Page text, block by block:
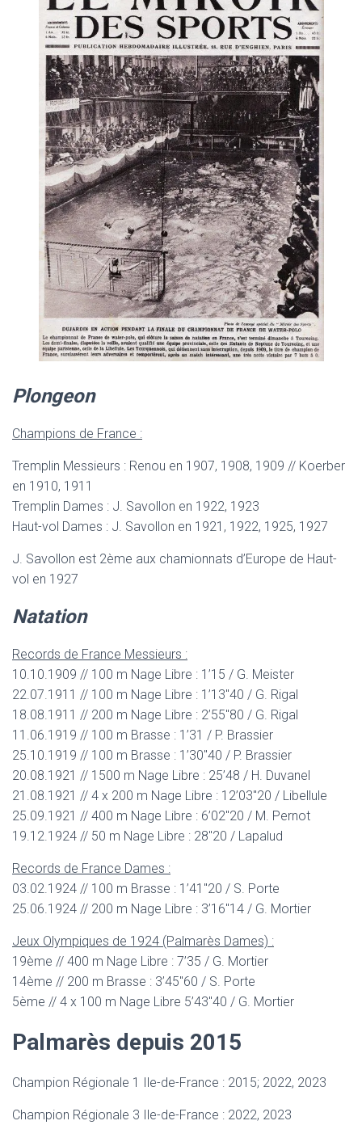
Plongeon
Champions de France :
Tremplin Messieurs : Renou en 1907, 1908, 1909 // Koerber
en 1910, 1911
Tremplin Dames : J. Savollon en 1922, 1923
Haut-vol Dames : J. Savollon en 1921, 1922, 1925, 1927
J. Savollon est 2ème aux chamionnats d’Europe de Haut-
vol en 1927
Natation
Records de France Messieurs :
10.10.1909 // 100 m Nage Libre : 1’15 / G. Meister
22.07.1911 // 100 m Nage Libre : 1’13″40 / G. Rigal
18.08.1911 // 200 m Nage Libre : 2’55″80 / G. Rigal
11.06.1919 // 100 m Brasse : 1’31 / P. Brassier
25.10.1919 // 100 m Brasse : 1’30″40 / P. Brassier
20.08.1921 // 1500 m Nage Libre : 25’48 / H. Duvanel
21.08.1921 // 4 x 200 m Nage Libre : 12’03″20 / Libellule
25.09.1921 // 400 m Nage Libre : 6’02″20 / M. Pernot
19.12.1924 // 50 m Nage Libre : 28″20 / Lapalud
Records de France Dames :
03.02.1924 // 100 m Brasse : 1’41″20 / S. Porte
25.06.1924 // 200 m Nage Libre : 3’16″14 / G. Mortier
Jeux Olympiques de 1924 (Palmarès Dames) :
19ème // 400 m Nage Libre : 7’35 / G. Mortier
14ème // 200 m Brasse : 3’45″60 / S. Porte
5ème // 4 x 100 m Nage Libre 5’43″40 / G. Mortier
Palmarès depuis 2015
Champion Régionale 1 Ile-de-France : 2015; 2022, 2023
Champion Régionale 3 Ile-de-France : 2022, 2023